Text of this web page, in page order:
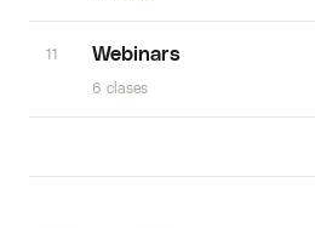
11 Webinars
6 clases